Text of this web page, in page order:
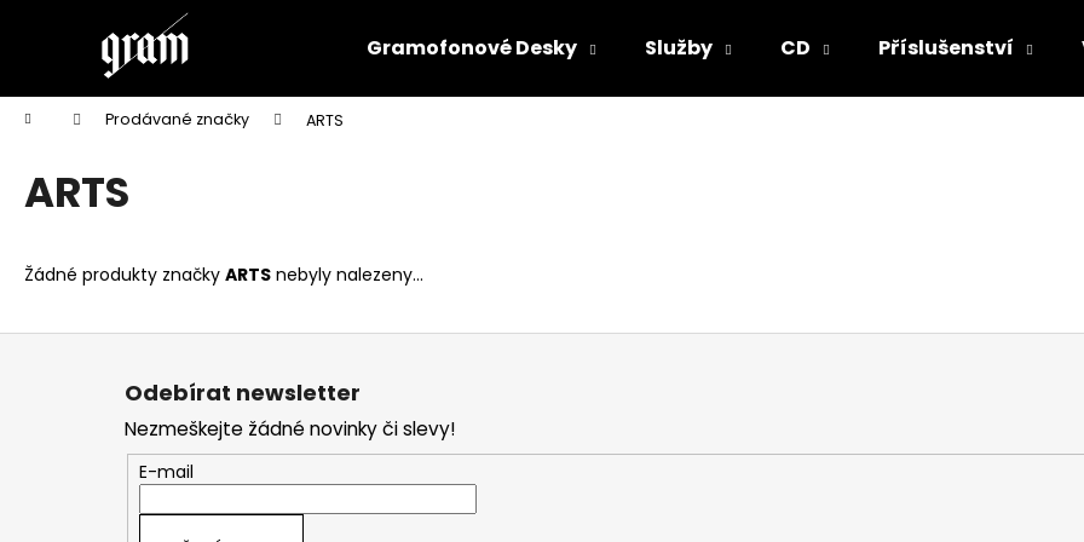
Gramofonové Desky Služby CD Příslušenství
Domů Prodávané značky ARTS
ARTS
Žádné produkty značky ARTS nebyly nalezeny...
í
Zpět
do
obchodu
Zpět
do
obchodu
Doporučujeme
Z
Odebírat newsletter
Nezmeškejte žádné novinky či slevy!
E-mail